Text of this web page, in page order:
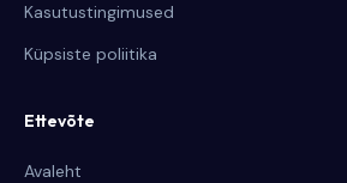
Kasutustingimused
Küpsiste poliitika
Ettevõte
Avaleht